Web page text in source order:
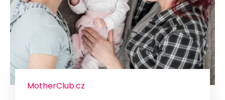
MotherClub.cz